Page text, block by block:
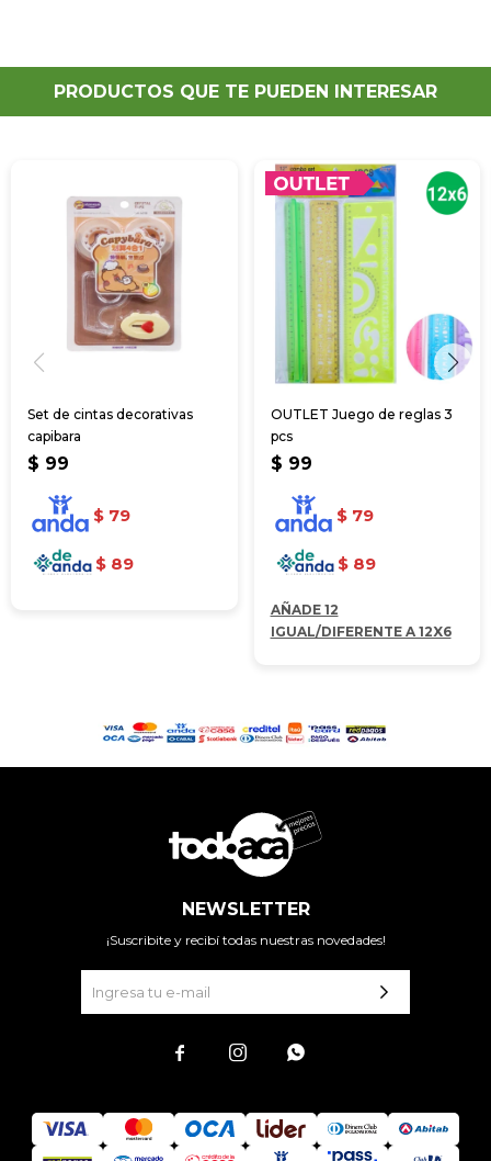
PRODUCTOS QUE TE PUEDEN INTERESAR
Set de cintas decorativas
capibara
$ 99
$ 79
$ 89
OUTLET Juego de reglas 3
pcs
$ 99
$ 79
$ 89
AÑADE 12
IGUAL/DIFERENTE A 12X6
NEWSLETTER
¡Suscribite y recibí todas nuestras novedades!
  